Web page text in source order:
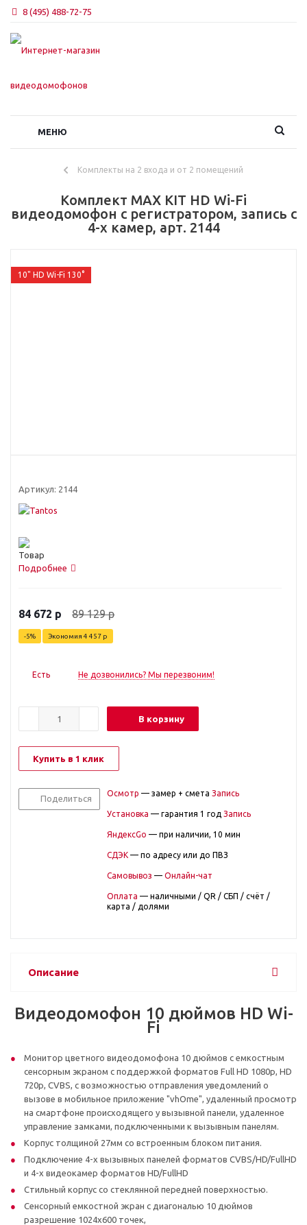
8 (495) 488-72-75
МЕНЮ
Комплекты на 2 входа и от 2 помещений
Комплект MAX KIT HD Wi-Fi
видеодомофон с регистратором, запись с
4-х камер, арт. 2144
10" HD Wi-Fi 130°
Артикул: 2144
Подробнее
84 672 р 89 129р
-5% Экономия 4 457 р
Есть Не дозвонились? Мы перезвоним!
В корзину
Купить в 1 клик
Поделиться
Осмотр — замер + смета Запись
Установка — гарантия 1 год Запись
ЯндексGo — при наличии, 10 мин
СДЭК — по адресу или до ПВЗ
Самовывоз — Онлайн-чат
Оплата — наличными / QR / СБП / счёт /
карта / долями
Описание
Видеодомофон 10 дюймов HD Wi-
Fi
Монитор цветного видеодомофона 10 дюймов с емкостным
сенсорным экраном с поддержкой форматов Full HD 1080p, HD
720p, CVBS, с возможностью отправления уведомлений о
вызове в мобильное приложение "vhOme", удаленный просмотр
на смартфоне происходящего у вызывной панели, удаленное
управление замками, подключенными к вызывным панелям.
Корпус толщиной 27мм со встроенным блоком питания.
Подключение 4-х вызывных панелей форматов CVBS/HD/FullHD
и 4-х видеокамер форматов HD/FullHD
Стильный корпус со стеклянной передней поверхностью.
Сенсорный емкостной экран с диагональю 10 дюймов
разрешение 1024х600 точек,